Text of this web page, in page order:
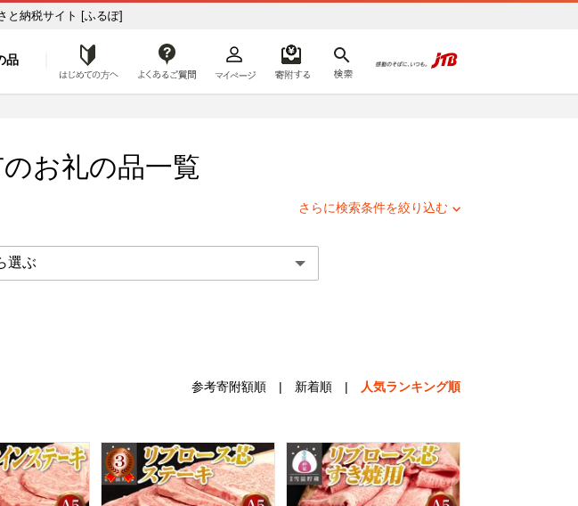
のふるさと納税サイト [ふるぽ]
品 はじめての方へ
のお礼の品一覧
さらに検索条件を絞り込む
参考寄附額順 | 新着順 | 人気ランキング順